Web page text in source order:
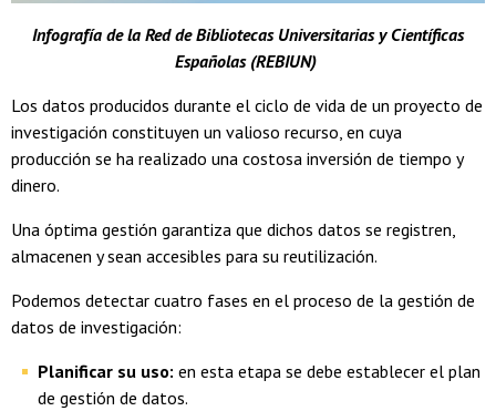
Infografía de la Red de Bibliotecas Universitarias y Científicas
Españolas (REBIUN)
Los datos producidos durante el ciclo de vida de un proyecto de
investigación constituyen un valioso recurso, en cuya
producción se ha realizado una costosa inversión de tiempo y
dinero.
Una óptima gestión garantiza que dichos datos se registren,
almacenen y sean accesibles para su reutilización.
Podemos detectar cuatro fases en el proceso de la gestión de
datos de investigación:
Planificar su uso: en esta etapa se debe establecer el plan
de gestión de datos.